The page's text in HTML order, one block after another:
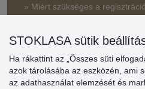
» Miért szükséges a
vásárlóinknak
» Súgó
STOKLASA sütik
Ha rákattint az „Összes süti
azok tárolásába az eszközén, ami
az adathasználat elemzését és